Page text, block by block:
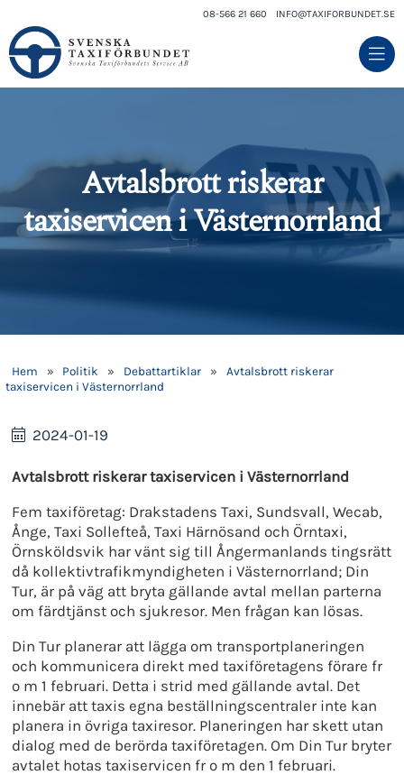
08-566 21 660 INFO@TAXIFORBUNDET.SE
Avtalsbrott riskerar
taxiservicen i Västernorrland
Hem » Politik » Debattartiklar »
Avtalsbrott riskerar
taxiservicen i Västernorrland
2024-01-19
Avtalsbrott riskerar taxiservicen i Västernorrland
Fem taxiföretag: Drakstadens Taxi, Sundsvall, Wecab,
Ånge, Taxi Sollefteå, Taxi Härnösand och Örntaxi,
Örnsköldsvik har vänt sig till Ångermanlands tingsrätt
då kollektivtrafikmyndigheten i Västernorrland; Din
Tur, är på väg att bryta gällande avtal mellan parterna
om färdtjänst och sjukresor. Men frågan kan lösas.
Din Tur planerar att lägga om transportplaneringen
och kommunicera direkt med taxiföretagens förare fr
o m 1 februari. Detta i strid med gällande avtal. Det
innebär att taxis egna beställningscentraler inte kan
planera in övriga taxiresor. Planeringen har skett utan
dialog med de berörda taxiföretagen. Om Din Tur bryter
avtalet hotas taxiservicen fr o m den 1 februari.